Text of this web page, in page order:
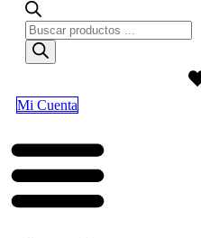
Búsqueda
de
productos
Mi Cuenta